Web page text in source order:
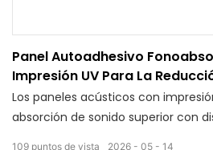
Panel Autoadhesivo
Impresión UV Para La
Oficinas.
Los paneles acústicos con
absorción de sonido superior con
2026 05 14
109 puntos de vista